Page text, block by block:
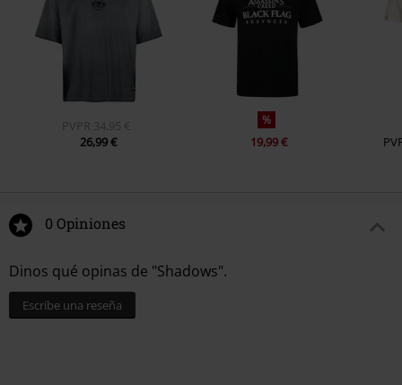
PVPR 34,95 €
26,99 €
%
19,99 €
0 Opiniones
Dinos qué opinas de "Shadows".
Escribe una reseña